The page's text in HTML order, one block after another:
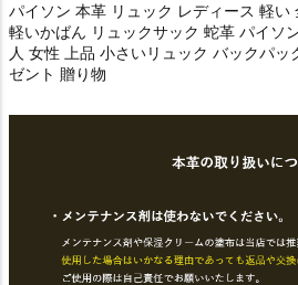
パイソン 本革 リュック レディース 軽い
軽いかばん リュックサック 蛇革 パイソ
人 女性 上品 小さいリュック バックパッ
ゼント 贈り物